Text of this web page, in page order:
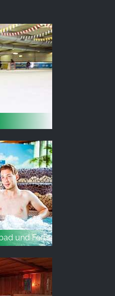
Salztal Paradies – Erlebnisbad und Ferienwelt in Bad Sachsa